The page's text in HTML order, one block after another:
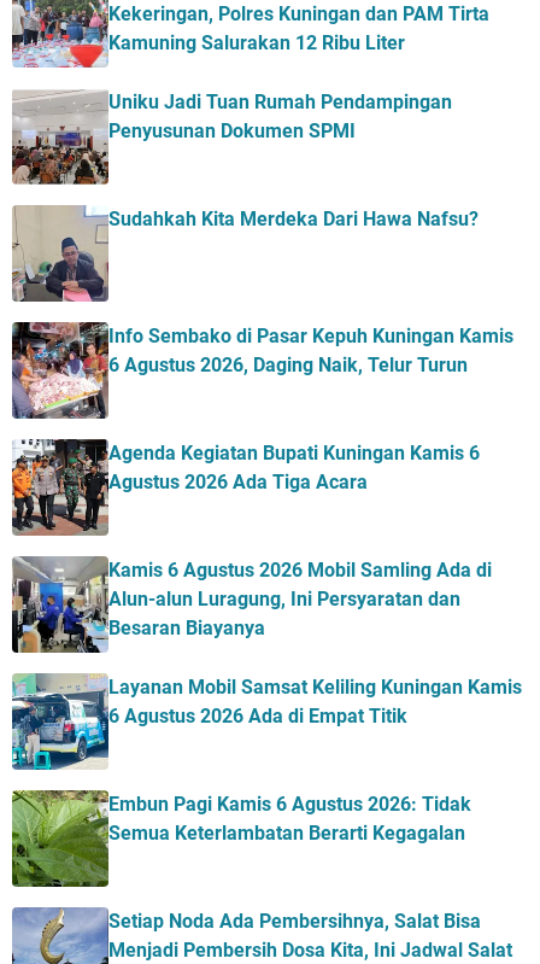
Kekeringan, Polres Kuningan dan PAM Tirta
Kamuning Salurakan 12 Ribu Liter
Uniku Jadi Tuan Rumah Pendampingan
Penyusunan Dokumen SPMI
Sudahkah Kita Merdeka Dari Hawa Nafsu?
Info Sembako di Pasar Kepuh Kuningan Kamis
6 Agustus 2026, Daging Naik, Telur Turun
Agenda Kegiatan Bupati Kuningan Kamis 6
Agustus 2026 Ada Tiga Acara
Kamis 6 Agustus 2026 Mobil Samling Ada di
Alun-alun Luragung, Ini Persyaratan dan
Besaran Biayanya
Layanan Mobil Samsat Keliling Kuningan Kamis
6 Agustus 2026 Ada di Empat Titik
Embun Pagi Kamis 6 Agustus 2026: Tidak
Semua Keterlambatan Berarti Kegagalan
Setiap Noda Ada Pembersihnya, Salat Bisa
Menjadi Pembersih Dosa Kita, Ini Jadwal Salat